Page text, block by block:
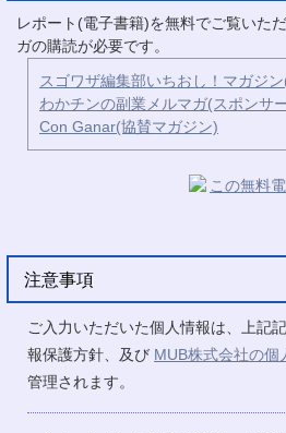
レポート(電子書籍)を無料でご覧いた
ガの購読が必要です。
スゴワザ編集部いちおし！マガジ
わかチンの副業メルマガ(スポンサ
Con Ganar(協賛マガジン)
注意事項
ご入力いただいた個人情報は、上記
報保護方針、及び MUB株式会社の個
管理されます。